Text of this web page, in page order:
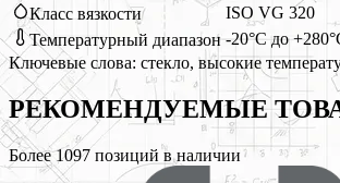
Класс вязкости
ISO VG 320
Температурный диапазон -20°C до
Ключевые слова: стекло, высокие
РЕКОМЕНДУЕМЫЕ
Более1097 позиций в наличии